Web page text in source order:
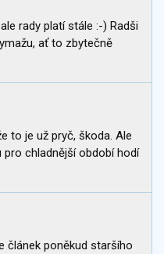
rady platí stále :-) Radši
ať to zbytečně
to je už pryč, škoda. Ale
pro chladnější období hodí
článek poněkud staršího